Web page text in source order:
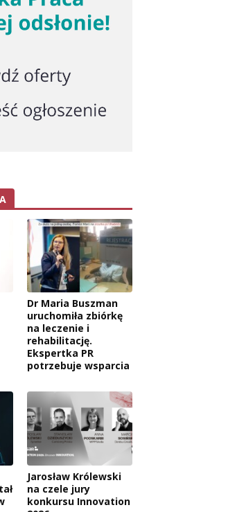
Dr Maria Buszman
uruchomiła zbiórkę
na leczenie i
rehabilitację.
Ekspertka PR
potrzebuje wsparcia
Jarosław Królewski
na czele jury
konkursu Innovation